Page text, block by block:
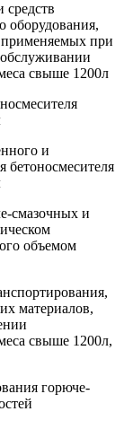
средств
оборудования,
применяемых при
свыше 1200л
и
бетоносмесителя
смазочных и
объемом
материалов,
свыше 1200л,
горюче-